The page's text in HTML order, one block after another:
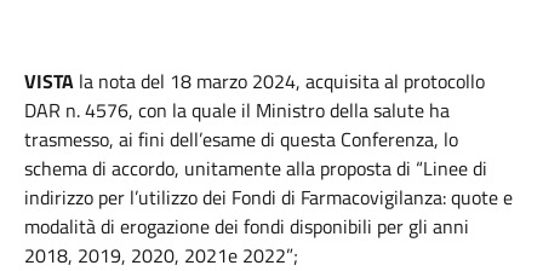
VISTA la nota del 18 marzo 2024, acquisita al protocollo
DAR n. 4576, con la quale il Ministro della salute ha
trasmesso, ai fini dell’esame di questa Conferenza, lo
schema di accordo, unitamente alla proposta di “Linee di
indirizzo per l’utilizzo dei Fondi di Farmacovigilanza: quote e
modalità di erogazione dei fondi disponibili per gli anni
2018, 2019, 2020, 2021e 2022”;